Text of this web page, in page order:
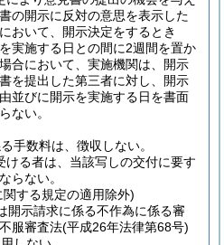
の開示に反対の意思を表示した
おいて、開示決定をするとき
実施する日との間に2週間を置か
合において、実施機関は、開示
を提出した第三者に対し、開示
並びに開示を実施する日を書面
ない。
手数料は、徴収しない。
ける者は、当該写しの交付に要す
らない。
する規定の適用除外)
開示請求に係る不作為に係る審
服審査法(平成26年法律第68号)